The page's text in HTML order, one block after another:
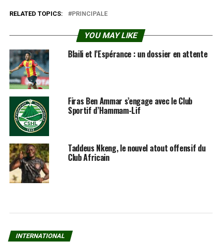
RELATED TOPICS: PRINCIPALE
YOU MAY LIKE
Blaili et l’Espérance : un dossier en attente
Firas Ben Ammar s’engage avec le Club
Sportif d’Hammam-Lif
Taddeus Nkeng, le nouvel atout offensif du
Club Africain
INTERNATIONAL